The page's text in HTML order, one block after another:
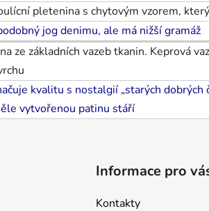
pletenina s chytovým vzorem,
jog denimu, ale má nižší gramáž
ze základních vazeb tkanin. Keprová
kvalitu s nostalgií „starých
vytvořenou patinu stáří
Informace pro
Kontakty